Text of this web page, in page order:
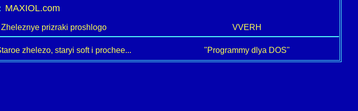
MAXIOL.com
Zheleznye prizraki proshlogo VVERH
zhelezo, staryi soft i prochee... "Programmy dlya DOS"